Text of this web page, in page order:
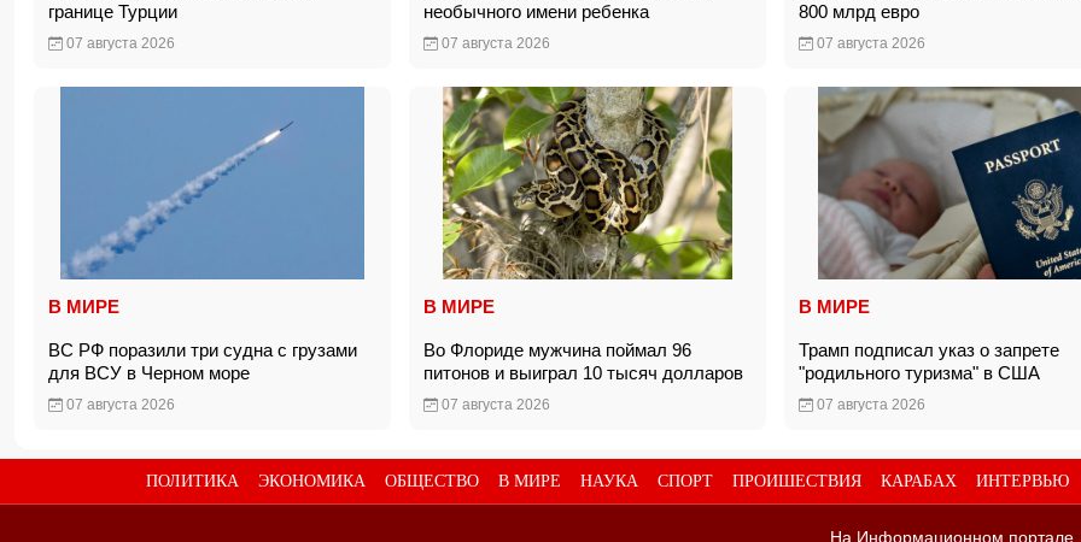
границе Турции
07 августа 2026
необычного имени ребенка
07 августа 2026
800 млрд евро
07 августа 2026
В МИРЕ
ВС РФ поразили три судна с грузами
для ВСУ в Черном море
07 августа 2026
В МИРЕ
Во Флориде мужчина поймал 96
питонов и выиграл 10 тысяч долларов
07 августа 2026
В МИРЕ
Трамп подписал указ о запрете
"родильного туризма" в США
07 августа 2026
ПОЛИТИКА ЭКОНОМИКА ОБЩЕСТВО В МИРЕ НАУКА СПОРТ ПРОИШЕСТВИЯ КАРАБАХ ИНТЕРВЬЮ
На Информационном портале